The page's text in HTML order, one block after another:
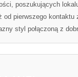
poszukujących
od pierwszego
styl połączoną z